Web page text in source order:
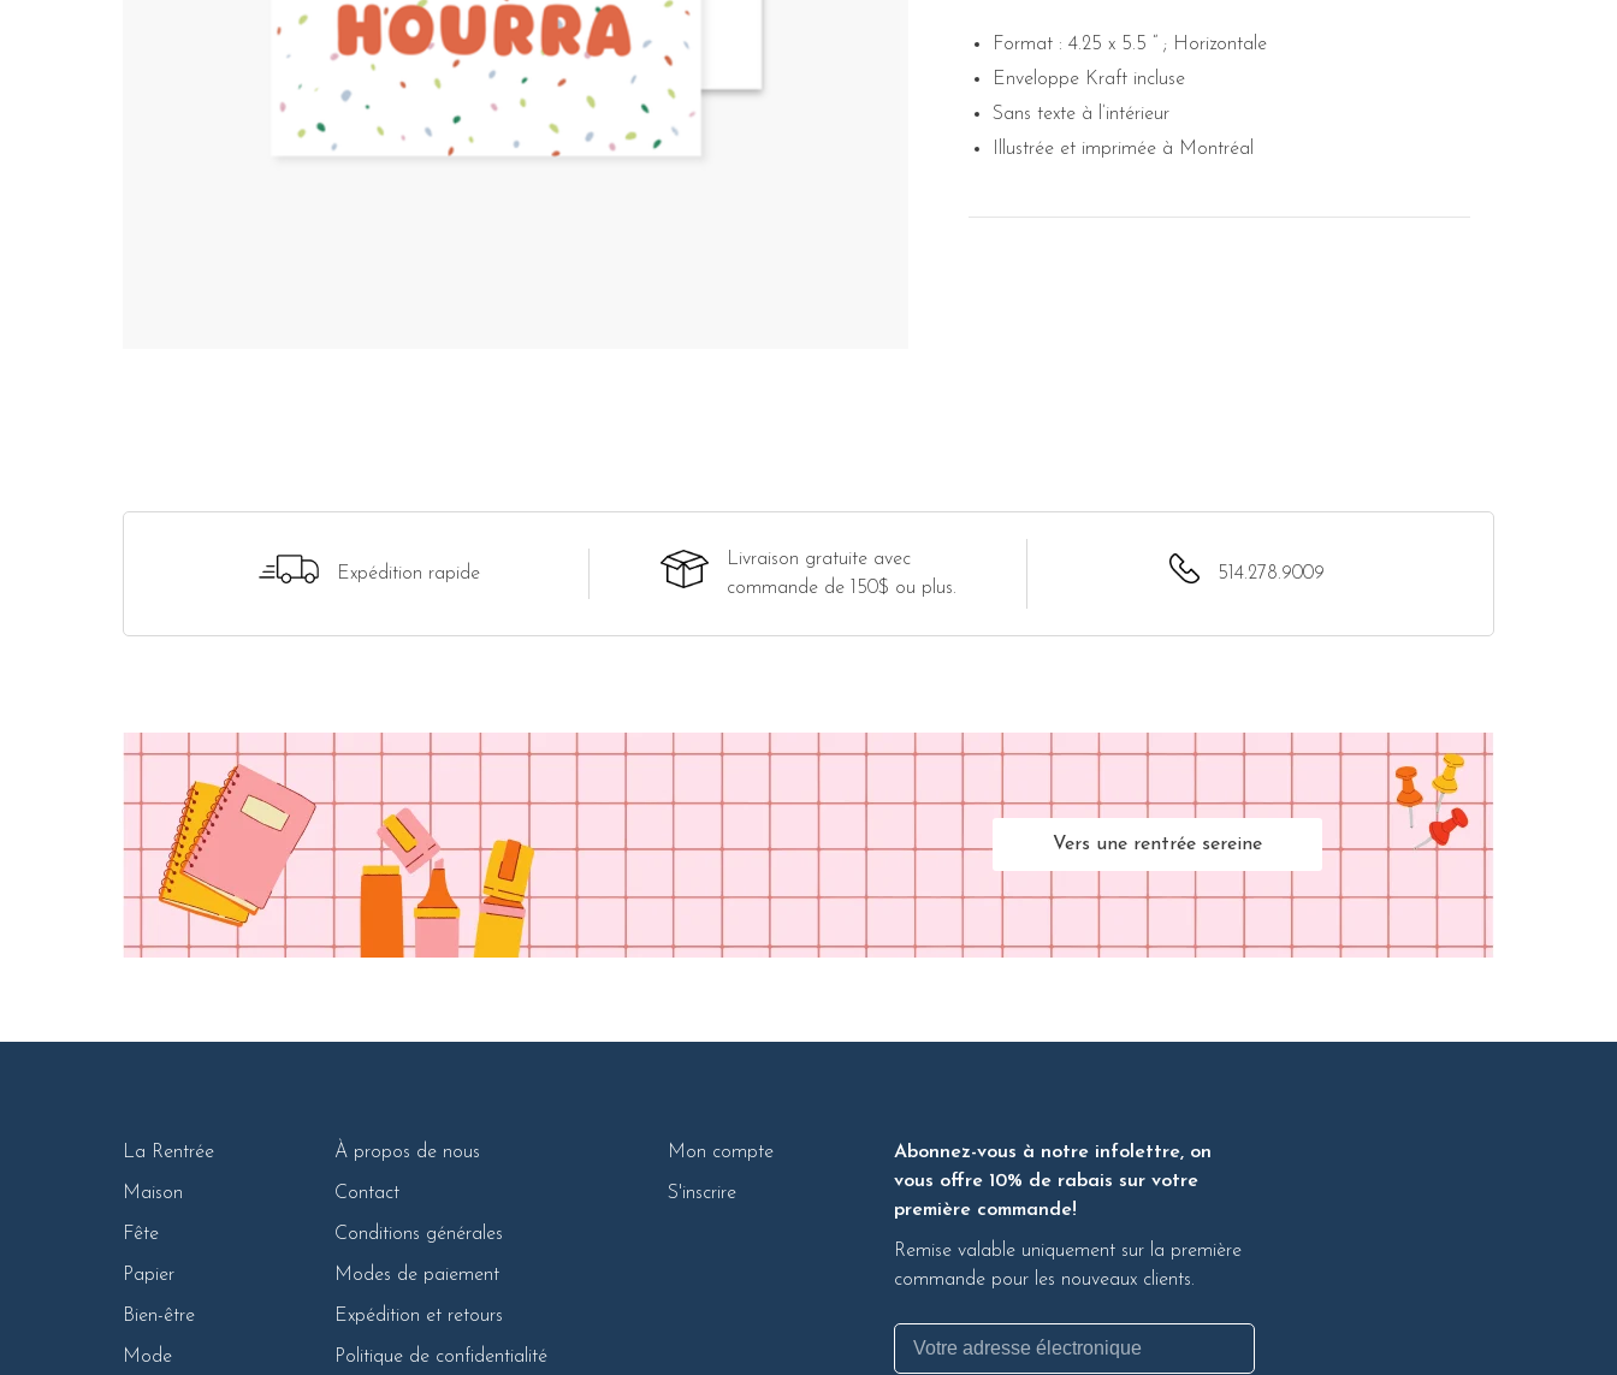
Format : 4.25 x 5.5 “ ; Horizontale
Enveloppe Kraft incluse
Sans texte à l’intérieur
Illustrée et imprimée à Montréal
Expédition rapide
Livraison gratuite avec
commande de 150$ ou plus.
514.278.9009
Vers une rentrée sereine
La Rentrée
Maison
Fête
Papier
Bien-être
Mode
À propos de nous
Contact
Conditions générales
Modes de paiement
Expédition et retours
Politique de confidentialité
Mon compte
S'inscrire
Abonnez-vous à notre infolettre, on
vous offre 10% de rabais sur votre
première commande!
Remise valable uniquement sur la première
commande pour les nouveaux clients.